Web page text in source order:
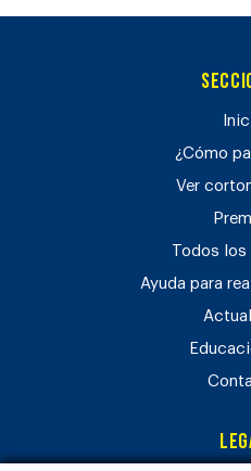
¿Cómo
Ver
Todos
Ayuda para